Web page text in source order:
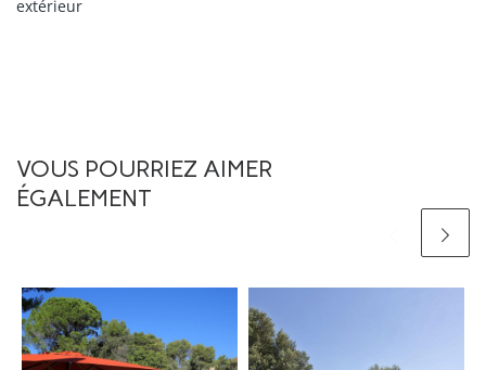
extérieur
VOUS POURRIEZ AIMER
ÉGALEMENT